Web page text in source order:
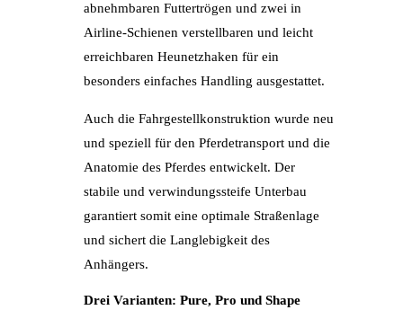
abnehmbaren Futtertrögen und zwei in
Airline-Schienen verstellbaren und leicht
erreichbaren Heunetzhaken für ein
besonders einfaches Handling ausgestattet.
Auch die Fahrgestellkonstruktion wurde neu
und speziell für den Pferdetransport und die
Anatomie des Pferdes entwickelt. Der
stabile und verwindungssteife Unterbau
garantiert somit eine optimale Straßenlage
und sichert die Langlebigkeit des
Anhängers.
Drei Varianten: Pure, Pro und Shape